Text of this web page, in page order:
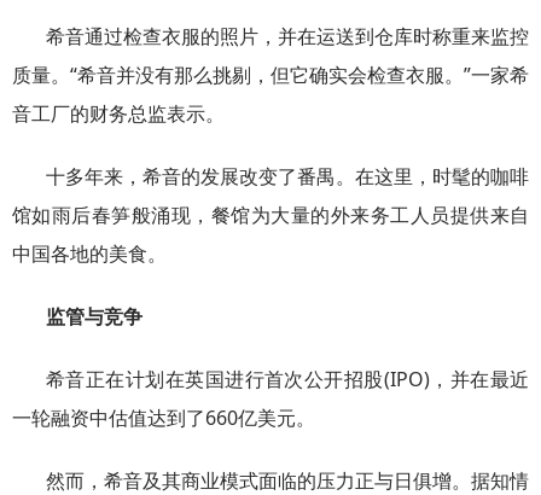
希音通过检查衣服的照片，并在运送到仓库时称重来监控
质量。“希音并没有那么挑剔，但它确实会检查衣服。”一家希
音工厂的财务总监表示。
十多年来，希音的发展改变了番禺。在这里，时髦的咖啡
馆如雨后春笋般涌现，餐馆为大量的外来务工人员提供来自
中国各地的美食。
监管与竞争
希音正在计划在英国进行首次公开招股(IPO)，并在最近
一轮融资中估值达到了660亿美元。
然而，希音及其商业模式面临的压力正与日俱增。据知情